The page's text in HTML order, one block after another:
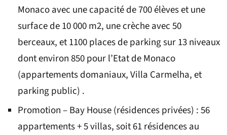
Monaco avec une capacité de 700 élèves et une
surface de 10 000 m2, une crèche avec 50
berceaux, et 1100 places de parking sur 13 niveaux
dont environ 850 pour l’Etat de Monaco
(appartements domaniaux, Villa Carmelha, et
parking public) .
Promotion – Bay House (résidences privées) : 56
appartements + 5 villas, soit 61 résidences au